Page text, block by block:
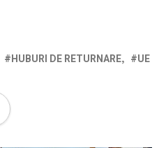
HUBURI DE RETURNARE UE